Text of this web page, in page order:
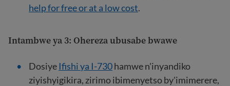
help for free or at a low cost.
Intambwe ya 3: Ohereza ubusabe bwawe
Dosiye Ifishi ya I-730hamwe n'inyandiko
ziyishyigikira, zirimo ibimenyetso by'imimerere,